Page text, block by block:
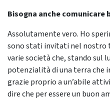
Bisogna anche comunicare
Assolutamente vero. Ho
sono stati invitati nel nostro
varie società che, stando sul
potenzialità di una terra che
grazie proprio a un’abile
dire che per essere un buon